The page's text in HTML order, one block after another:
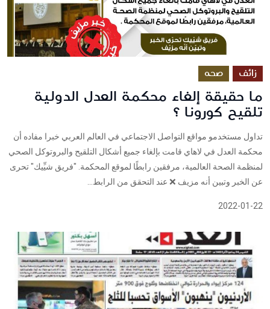
زائف صحه
ما حقيقة إلغاء محكمة العدل الدولية
تلقيح كورونا ؟
تداول مستخدمو مواقع التواصل الاجتماعي في العالم العربي خبرا مفاده أن
محكمة العدل في لاهاي قامت بإلغاء جميع أشكال التلقيح والبروتوكل الصحي
لمنظمة الصحة العالمية، مرفقين رابطًا لموقع المحكمة. "فريق شيِّيك" تحرى
عن الخبر وتبين أنه مزيف ❌ عند التحقق من الرابط...
2022-01-22